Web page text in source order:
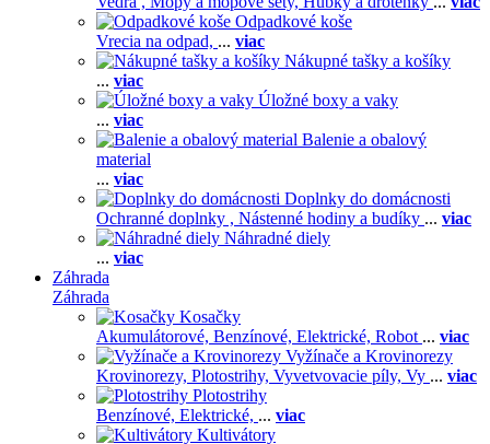
Odpadkové koše
Vrecia na odpad, ... viac
Nákupné tašky a košíky
... viac
Úložné boxy a vaky
... viac
Balenie a obalový
material
... viac
Doplnky do domácnosti
Ochranné doplnky , Nástenné hodiny a budíky ... viac
Náhradné diely
... viac
Záhrada
Záhrada
Kosačky
Akumulátorové, Benzínové, Elektrické, Robot ... viac
Vyžínače a Krovinorezy
Krovinorezy, Plotostrihy, Vyvetvovacie píly, Vy ... viac
Plotostrihy
Benzínové, Elektrické, ... viac
Kultivátory